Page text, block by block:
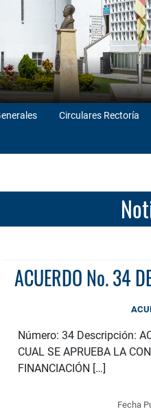
Circulares Rectoría
Número: 34 Descripción:
CUAL SE APRUEBA LA
FINANCIACIÓN […]
Fecha